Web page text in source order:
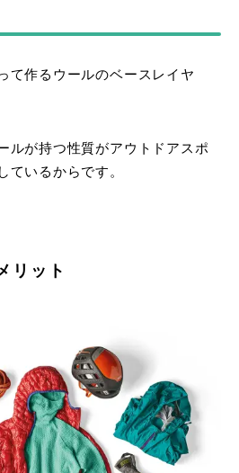
て作るウールのベースレイヤ
ルが持つ性質がアウトドアスポ
ているからです。
リット